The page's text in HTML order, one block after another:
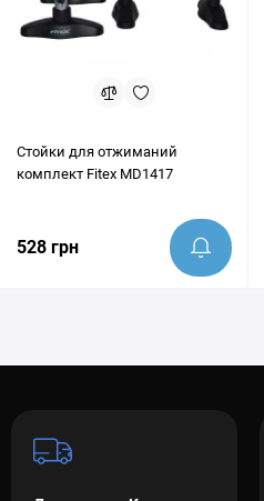
Стойки для отжиманий
комплект Fitex MD1417
528 грн